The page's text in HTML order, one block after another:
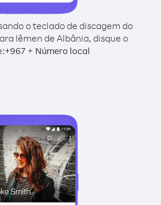
o teclado de discagem do
Iêmen de Albânia, disque o
+967+ Número local